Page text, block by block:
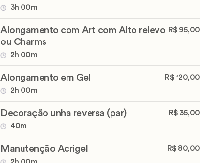
3h 00m
Alongamento com Art com Alto relevo
ou Charms
2h 00m
R$ 95,00
Alongamento em Gel
2h 00m
R$ 120,00
Decoração unha reversa (par)
40m
R$ 35,00
Manutenção Acrigel R$ 80,00